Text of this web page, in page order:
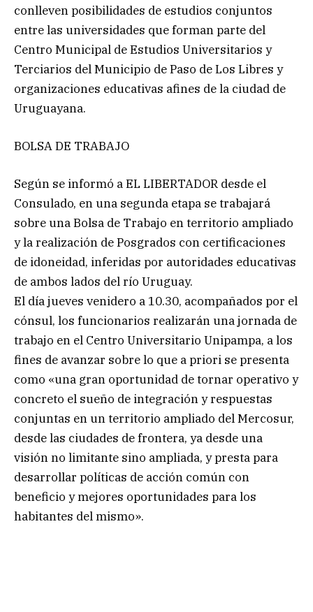
conlleven posibilidades de estudios conjuntos
entre las universidades que forman parte del
Centro Municipal de Estudios Universitarios y
Terciarios del Municipio de Paso de Los Libres y
organizaciones educativas afines de la ciudad de
Uruguayana.
BOLSA DE TRABAJO
Según se informó a EL LIBERTADOR desde el
Consulado, en una segunda etapa se trabajará
sobre una Bolsa de Trabajo en territorio ampliado
y la realización de Posgrados con certificaciones
de idoneidad, inferidas por autoridades educativas
de ambos lados del río Uruguay.
El día jueves venidero a 10.30, acompañados por el
cónsul, los funcionarios realizarán una jornada de
trabajo en el Centro Universitario Unipampa, a los
fines de avanzar sobre lo que a priori se presenta
como «una gran oportunidad de tornar operativo y
concreto el sueño de integración y respuestas
conjuntas en un territorio ampliado del Mercosur,
desde las ciudades de frontera, ya desde una
visión no limitante sino ampliada, y presta para
desarrollar políticas de acción común con
beneficio y mejores oportunidades para los
habitantes del mismo».